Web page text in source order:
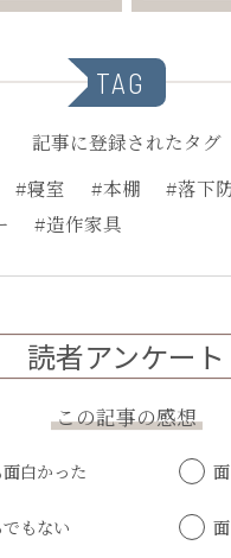
TAG
記事に登録されたタグ
#寝室 #本棚
#落下
#造作家具
読者アンケート
この記事の感想
面白かった
でもない